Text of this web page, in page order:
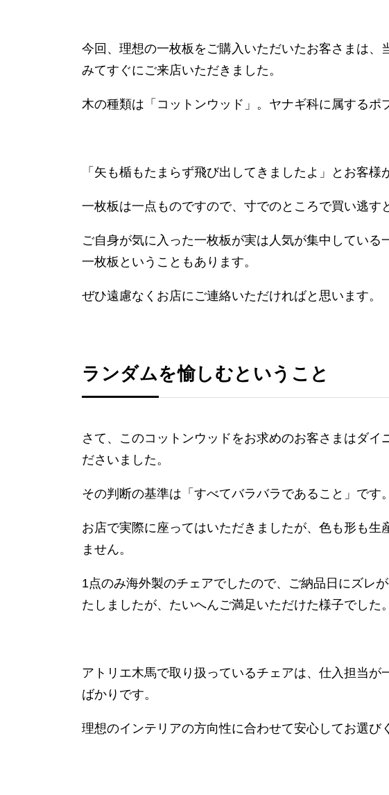
今回、理想の一枚板をご購入いただいたお客さまは、
みてすぐにご来店いただきました。
木の種類は「コットンウッド」。ヤナギ科に属するポ
「矢も楯もたまらず飛び出してきましたよ」とお客様
一枚板は一点ものですので、寸でのところで買い逃す
ご自身が気に入った一枚板が実は人気が集中している
一枚板ということもあります。
ぜひ遠慮なくお店にご連絡いただければと思います。
ランダムを愉しむということ
さて、このコットンウッドをお求めのお客さまはダイ
ださいました。
その判断の基準は「すべてバラバラであること」です。
お店で実際に座ってはいただきましたが、色も形も生
ません。
1点のみ海外製のチェアでしたので、ご納品日にズレ
たしましたが、たいへんご満足いただけた様子でした。
アトリエ木馬で取り扱っているチェアは、仕入担当が
ばかりです。
理想のインテリアの方向性に合わせて安心してお選び